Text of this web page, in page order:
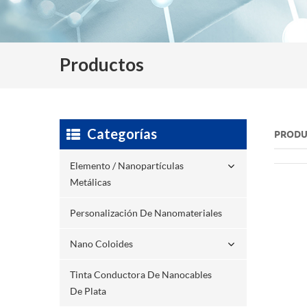
Productos
Categorías
Elemento / Nanopartículas
Metálicas
Personalización De Nanomateriales
Nano Coloides
Tinta Conductora De Nanocables
De Plata